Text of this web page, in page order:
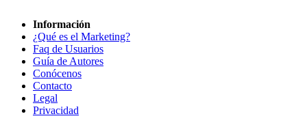
Información
¿Qué es el Marketing?
Faq de Usuarios
Guía de Autores
Conócenos
Contacto
Legal
Privacidad